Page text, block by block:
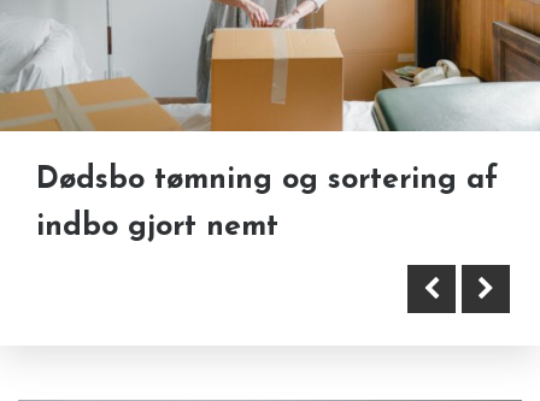
Sådan kan skum og tekstiler
forvandle både møbler og
Tagrenderens: Den oversete
vedligeholdelse, der beskytter
Dødsbo tømning og sortering af
indbo gjort nemt